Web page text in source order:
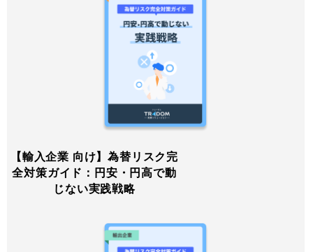
【輸入企業 向け】為替リスク完
全対策ガイド：円安・円高で動
じない実践戦略